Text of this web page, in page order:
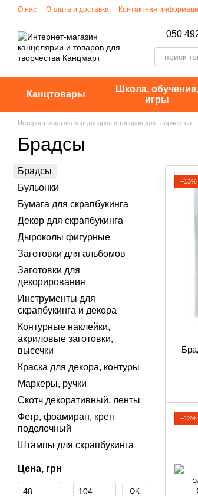
Перейти к основному контенту
О нас Оплата и доставка Контактная
050
Канцтовары
Школа, обучение,
игры
Интернет-магазин канцтоваров и товаров для творчества
Брадсы
−13%
−13%
Брадсы
Бульонки
Бумага для скрапбукинга
Декор для скрапбукинга
Дыроколы фигурные
Заготовки для альбомов
Заготовки для
декорирования
Инструменты для
скрапбукинга и декора
Контурные наклейки,
акриловые заготовки,
высечки
Краска для декора, контуры
Маркеры, ручки
Скотч декоративный, ленты
Фетр, фоамиран, креп
поделочный
Штампы для скрапбукинга
Цена, грн
От Цена, грн
До Цена, грн OK